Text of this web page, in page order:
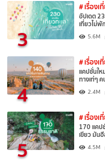
3
# เรื่องเ
อัปเดต
เที่ยวไม่พั
5.6M
4
# เรื่องเ
แคปชั่นใ
ทางเท่ๆ
2.4M
5
# เรื่องเ
170 แคป
เขียว มัน
4.5M